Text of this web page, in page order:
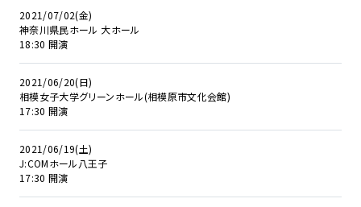
2021/07/02(金)
神奈川県民ホール 大ホール
18:30 開演
2021/06/20(日)
相模女子大学グリーンホール(相模原市文化会館)
17:30 開演
2021/06/19(土)
J:COMホール八王子
17:30 開演